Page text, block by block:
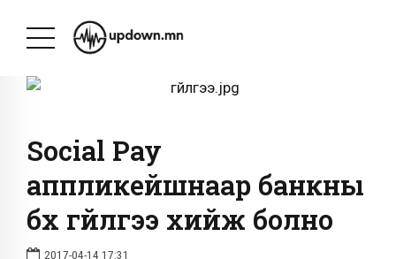
Social Pay
аппликейшнаар банкны
бүх гүйлгээ хийж болно
2017-04-14 17:31